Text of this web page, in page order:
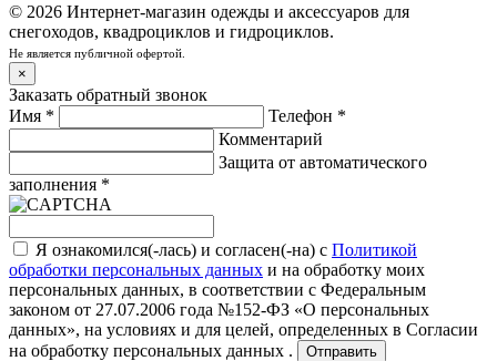
© 2026 Интернет-магазин одежды и аксессуаров для
снегоходов, квадроциклов и гидроциклов.
Не является публичной офертой.
×
Заказать обратный звонок
Имя * Телефон *
Комментарий
Защита от автоматического
заполнения *
Я ознакомился(-лась) и согласен(-на) с Политикой
обработки персональных данных и на обработку моих
персональных данных, в соответствии с Федеральным
законом от 27.07.2006 года №152-ФЗ «О персональных
данных», на условиях и для целей, определенных в Согласии
на обработку персональных данных .
Отправить